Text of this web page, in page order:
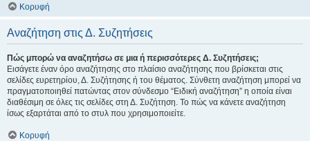
Κορυφή
Αναζήτηση στις Δ. Συζητήσεις
Πώς μπορώ να αναζητήσω σε μια ή περισσότερες Δ. Συζητήσεις;
Εισάγετε έναν όρο αναζήτησης στο πλαίσιο αναζήτησης που βρίσκεται στις
σελίδες ευρετηρίου, Δ. Συζήτησης ή του θέματος. Σύνθετη αναζήτηση μπορεί να
πραγματοποιηθεί πατώντας στον σύνδεσμο “Ειδική αναζήτηση” η οποία είναι
διαθέσιμη σε όλες τις σελίδες στη Δ. Συζήτηση. Το πώς να κάνετε αναζήτηση
ίσως εξαρτάται από το στυλ που χρησιμοποιείτε.
Κορυφή